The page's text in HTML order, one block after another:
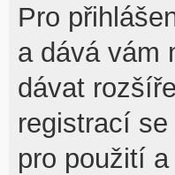
Pro
a dává vám
dávat
registrací
pro použití